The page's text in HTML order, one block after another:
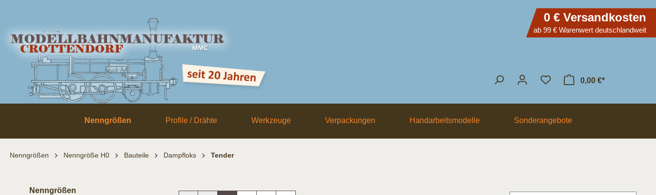
0 € Versandkosten
ab 99 € Warenwert deutschlandweit
0,00 €*
Nenngrößen Profile / Drähte Werkzeuge Verpackungen Handarbeitsmodelle Sonderangebote
Nenngrößen Nenngröße H0 Bauteile Dampfloks Tender
Nenngrößen